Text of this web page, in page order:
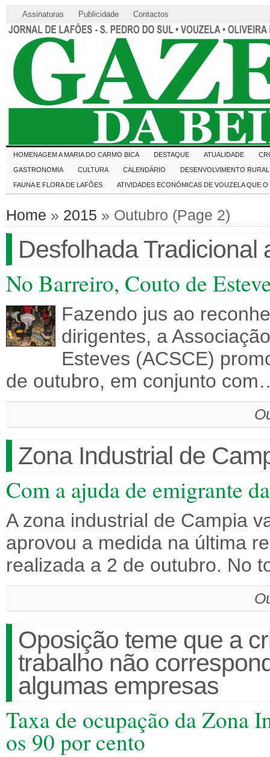
Assinaturas Publicidade Contactos
HOMENAGEM A MARIA DO CARMO BICA DESTAQUE ATUALIDADE
GASTRONOMIA CULTURA CALENDÁRIO DESENVOLVIMENTO RURAL
FAUNA E FLORA DE LAFÕES ATIVIDADES ECONÓMICAS DE VOUZELA QUE
Home » 2015 » Outubro (Page 2)
Desfolhada Tradicional
No Barreiro, Couto de
Fazendo jus ao
dirigentes, a
Esteves (ACSCE)
de outubro, em conjunto
Zona Industrial de
Com a ajuda de emigrante
A zona industrial de Campia
aprovou a medida na última
realizada a 2 de outubro. No
Oposição teme que a
trabalho não
algumas empresas
Taxa de ocupação da Zona
os 90 por cento